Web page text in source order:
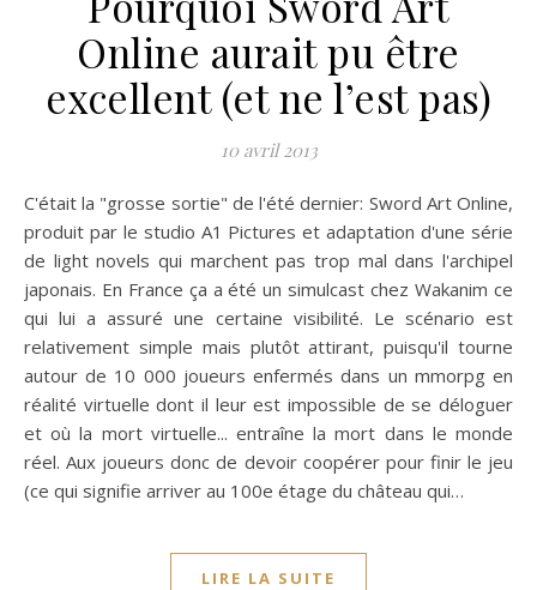
Online aurait pu être
excellent (et ne l’est pas)
10 avril 2013
C'était la "grosse sortie" de l'été dernier: Sword Art Online,
produit par le studio A1 Pictures et adaptation d'une série
de light novels qui marchent pas trop mal dans l'archipel
japonais. En France ça a été un simulcast chez Wakanim ce
qui lui a assuré une certaine visibilité. Le scénario est
relativement simple mais plutôt attirant, puisqu'il tourne
autour de 10 000 joueurs enfermés dans un mmorpg en
réalité virtuelle dont il leur est impossible de se déloguer
et où la mort virtuelle... entraîne la mort dans le monde
réel. Aux joueurs donc de devoir coopérer pour finir le jeu
(ce qui signifie arriver au 100e étage du château qui…
LIRE LA SUITE